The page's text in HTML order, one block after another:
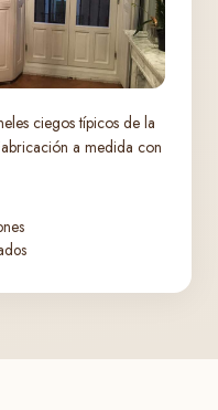
ciegos típicos de la
a medida con